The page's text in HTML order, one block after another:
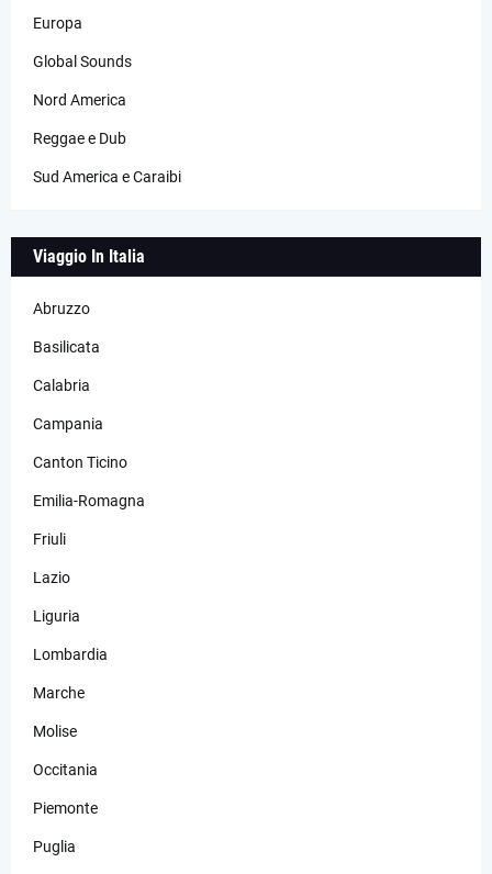
Europa
Global Sounds
Nord America
Reggae e Dub
Sud America e Caraibi
Viaggio In Italia
Abruzzo
Basilicata
Calabria
Campania
Canton Ticino
Emilia-Romagna
Friuli
Lazio
Liguria
Lombardia
Marche
Molise
Occitania
Piemonte
Puglia